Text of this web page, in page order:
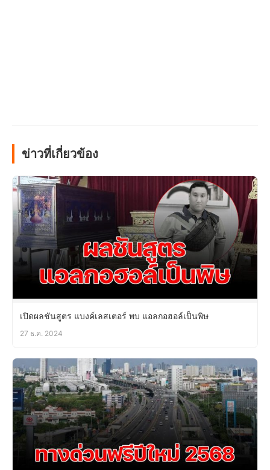
ข่าวที่เกี่ยวข้อง
เปิดผลชันสูตร แบงค์เลสเตอร์ พบ แอลกอฮอล์เป็นพิษ
27 ธ.ค. 2024